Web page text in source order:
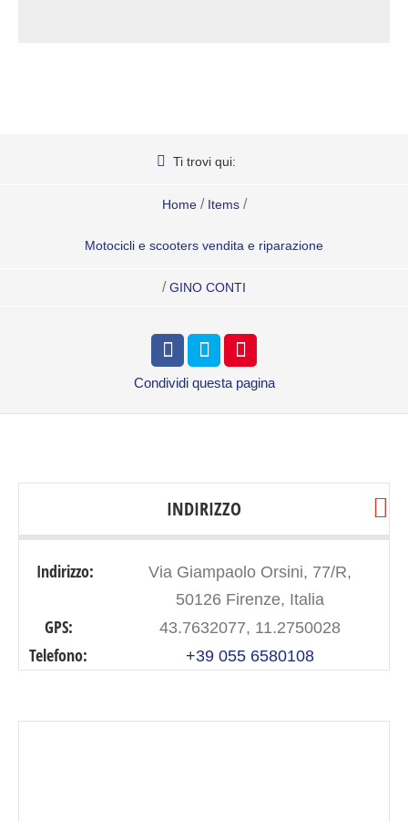
Ti trovi qui:
Home / Items /
Motocicli e scooters vendita e riparazione
/ GINO CONTI
Condividi questa pagina
INDIRIZZO
Indirizzo:
Via Giampaolo Orsini, 77/R,
50126 Firenze, Italia
GPS: 43.7632077, 11.2750028
Telefono: +39 055 6580108